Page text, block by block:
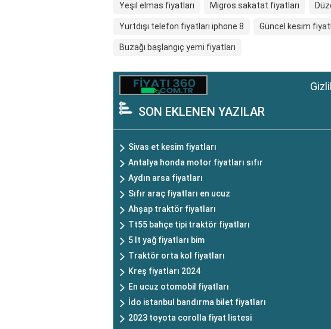
Yeşil elmas fiyatları Migros sakatat fiyatları
Yurtdışı telefon fiyatları iphone 8 Güncel kesim
Buzağı başlangıç yemi fiyatları
SON EKLENEN YAZILAR
Sivas et kesim fiyatları
Antalya honda motor fiyatları sıfır
Aydın arsa fiyatları
Sıfır araç fiyatları en ucuz
Ahşap traktör fiyatları
Tt55 bahçe tipi traktör fiyatları
5 lt yağ fiyatları bim
Traktör orta kol fiyatları
Kreş fiyatları 2024
En ucuz otomobil fiyatları
İdo istanbul bandırma bilet fiyatları
2023 toyota corolla fiyat listesi